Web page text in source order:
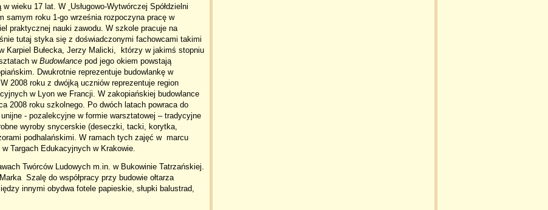
w wieku 17 lat. W Usługowo-Wytwórczej Spółdzielni
samym roku 1-go września rozpoczyna pracę w
praktycznej nauki zawodu. W szkole pracuje na
tutaj styka się z doświadczonymi fachowcami takimi
Karpiel Bułecka, Jerzy Malicki, którzy w jakimś stopniu
w Budowlance pod jego okiem powstają
Dwukrotnie reprezentuje budowlankę w
2008 roku z dwójką uczniów reprezentuje region
w Lyon we Francji. W zakopiańskiej budowlance
2008 roku szkolnego. Po dwóch latach powraca do
- pozalekcyjne w formie warsztatowej – tradycyjne
wyroby snycerskie (deseczki, tacki, korytka,
podhalańskimi. W ramach tych zajęć w marcu
Targach Edukacyjnych w Krakowie.
Twórców Ludowych m.in. w Bukowinie Tatrzańskiej.
Szalę do współpracy przy budowie ołtarza
innymi obydwa fotele papieskie, słupki balustrad,